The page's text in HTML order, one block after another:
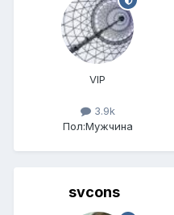
VIP
3.9k
Пол:Мужчина
svcons